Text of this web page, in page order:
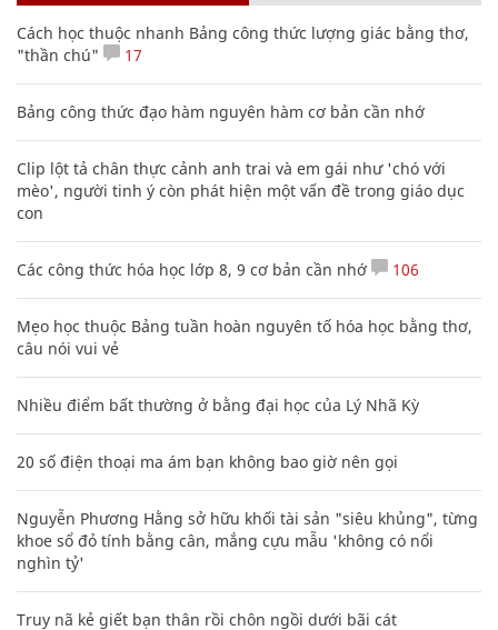
Cách học thuộc nhanh Bảng công thức lượng giác bằng thơ,
"thần chú"
17
Bảng công thức đạo hàm nguyên hàm cơ bản cần nhớ
Clip lột tả chân thực cảnh anh trai và em gái như 'chó với
mèo', người tinh ý còn phát hiện một vấn đề trong giáo dục
con
Các công thức hóa học lớp 8, 9 cơ bản cần nhớ 106
Mẹo học thuộc Bảng tuần hoàn nguyên tố hóa học bằng thơ,
câu nói vui vẻ
Nhiều điểm bất thường ở bằng đại học của Lý Nhã Kỳ
20 số điện thoại ma ám bạn không bao giờ nên gọi
Nguyễn Phương Hằng sở hữu khối tài sản "siêu khủng", từng
khoe sổ đỏ tính bằng cân, mắng cựu mẫu 'không có nổi
nghìn tỷ'
Truy nã kẻ giết bạn thân rồi chôn ngồi dưới bãi cát